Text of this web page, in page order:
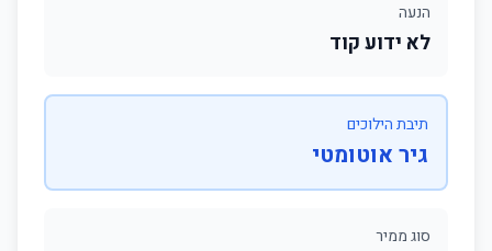
הנעה
לא ידוע קוד
תיבת הילוכים
גיר אוטומטי
סוג ממיר